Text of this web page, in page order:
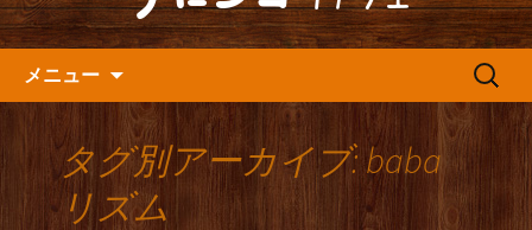
メニュー
検
タグ別アーカイブ: baba
リズム